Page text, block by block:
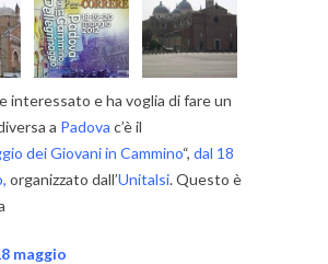
interessato e ha voglia di fare un
a Padova c’è il
dei Giovani in Cammino“, dal 18
organizzato dall’Unitalsi. Questo è
maggio